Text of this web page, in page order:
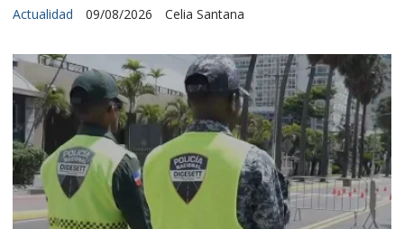
Celia Santana
Actualidad 09/08/2026